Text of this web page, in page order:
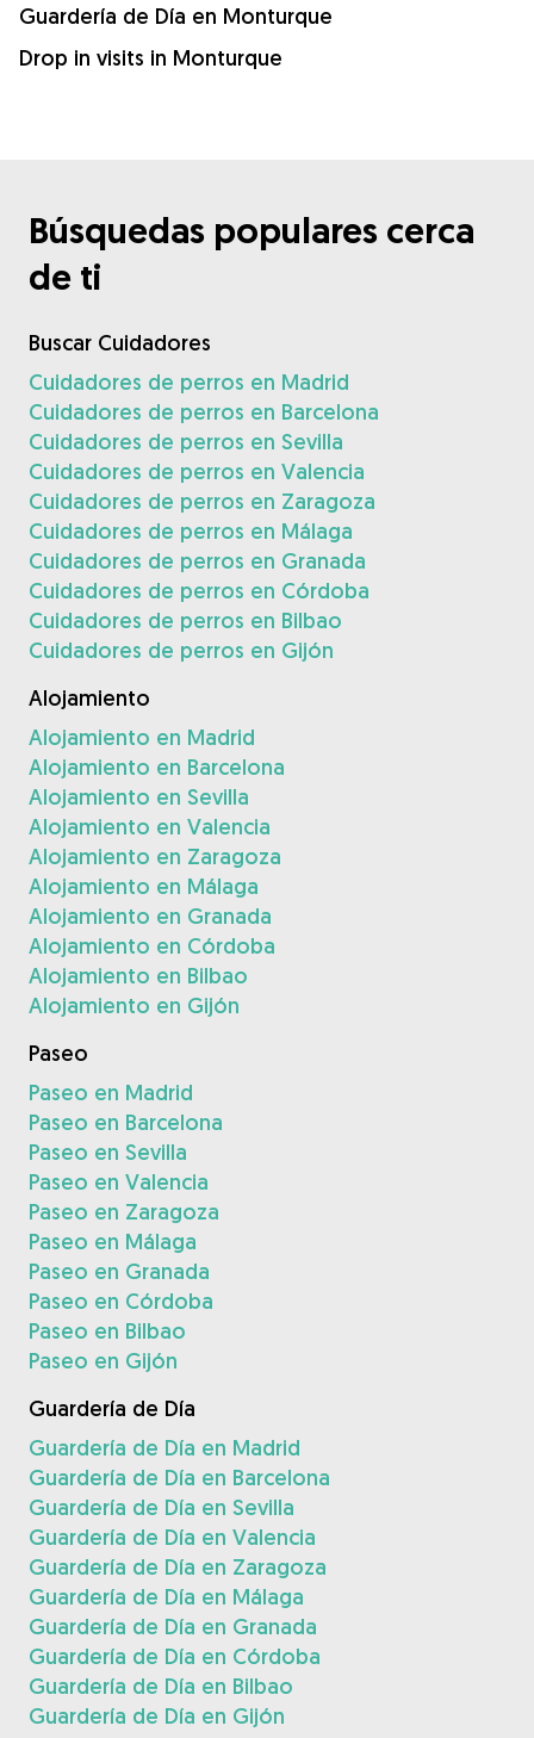
Guardería de Día en Monturque
Drop in visits in Monturque
Búsquedas populares cerca
de ti
Buscar Cuidadores
Cuidadores de perros en Madrid
Cuidadores de perros en Barcelona
Cuidadores de perros en Sevilla
Cuidadores de perros en Valencia
Cuidadores de perros en Zaragoza
Cuidadores de perros en Málaga
Cuidadores de perros en Granada
Cuidadores de perros en Córdoba
Cuidadores de perros en Bilbao
Cuidadores de perros en Gijón
Alojamiento
Alojamiento en Madrid
Alojamiento en Barcelona
Alojamiento en Sevilla
Alojamiento en Valencia
Alojamiento en Zaragoza
Alojamiento en Málaga
Alojamiento en Granada
Alojamiento en Córdoba
Alojamiento en Bilbao
Alojamiento en Gijón
Paseo
Paseo en Madrid
Paseo en Barcelona
Paseo en Sevilla
Paseo en Valencia
Paseo en Zaragoza
Paseo en Málaga
Paseo en Granada
Paseo en Córdoba
Paseo en Bilbao
Paseo en Gijón
Guardería de Día
Guardería de Día en Madrid
Guardería de Día en Barcelona
Guardería de Día en Sevilla
Guardería de Día en Valencia
Guardería de Día en Zaragoza
Guardería de Día en Málaga
Guardería de Día en Granada
Guardería de Día en Córdoba
Guardería de Día en Bilbao
Guardería de Día en Gijón